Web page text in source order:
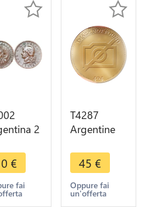
2
1883
€
fai
T4287
Argentine
Centavos
1882
Buenos
Aires Silver
45 €
Oppure fai
un'offerta